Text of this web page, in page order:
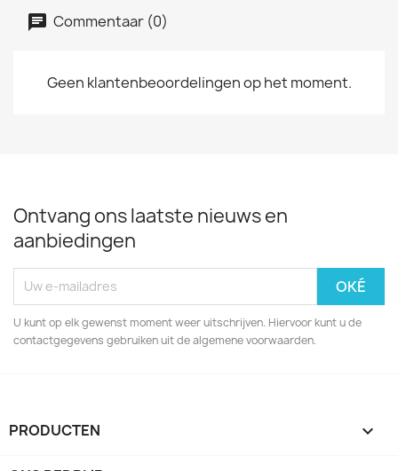
Commentaar (0)
Geen klantenbeoordelingen op het moment.
Ontvang ons laatste nieuws en
aanbiedingen
U kunt op elk gewenst moment weer uitschrijven. Hiervoor kunt u de
contactgegevens gebruiken uit de algemene voorwaarden.
PRODUCTEN 